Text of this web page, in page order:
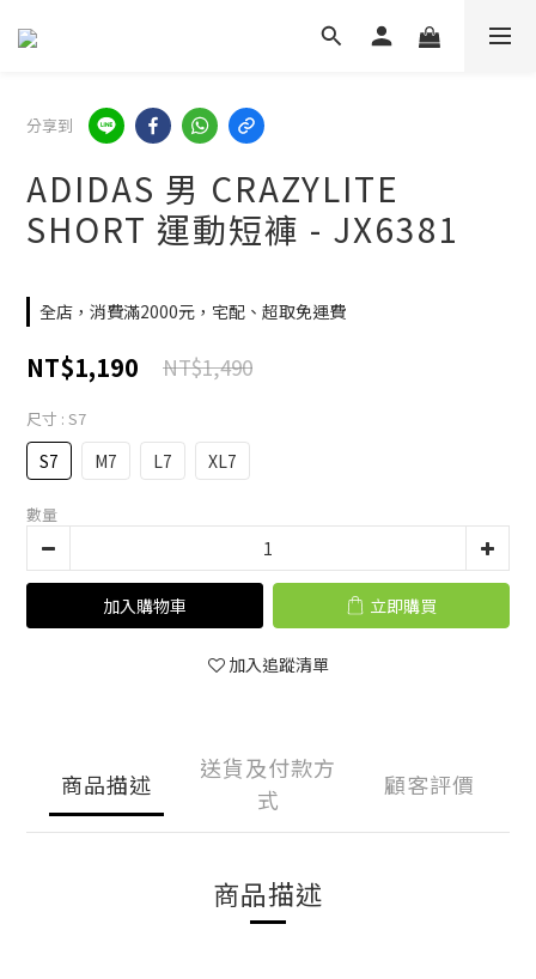
分享到
ADIDAS 男 CRAZYLITE
SHORT 運動短褲 - JX6381
全店，消費滿2000元，宅配、超取免運費
NT$1,190 NT$1,490
尺寸 : S7
S7 M7 L7 XL7
數量
加入購物車 立即購買
加入追蹤清單
商品描述
送貨及付款方
式
顧客評價
商品描述